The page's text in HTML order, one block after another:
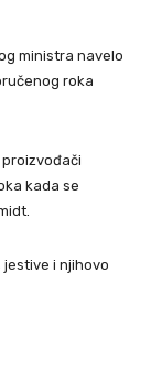
ministra navelo
roka
kada se
jestive i njihovo